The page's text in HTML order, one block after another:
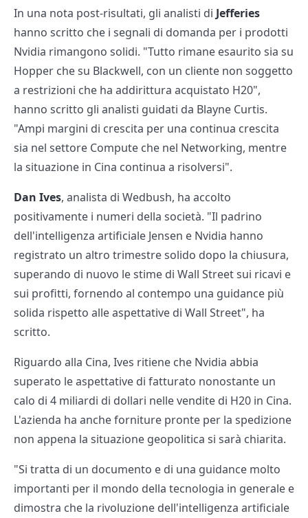
In una nota post-risultati, gli analisti di Jefferies
hanno scritto che i segnali di domanda per i prodotti
Nvidia rimangono solidi. "Tutto rimane esaurito sia su
Hopper che su Blackwell, con un cliente non soggetto
a restrizioni che ha addirittura acquistato H20",
hanno scritto gli analisti guidati da Blayne Curtis.
"Ampi margini di crescita per una continua crescita
sia nel settore Compute che nel Networking, mentre
la situazione in Cina continua a risolversi".
Dan Ives, analista di Wedbush, ha accolto
positivamente i numeri della società. "Il padrino
dell'intelligenza artificiale Jensen e Nvidia hanno
registrato un altro trimestre solido dopo la chiusura,
superando di nuovo le stime di Wall Street sui ricavi e
sui profitti, fornendo al contempo una guidance più
solida rispetto alle aspettative di Wall Street", ha
scritto.
Riguardo alla Cina, Ives ritiene che Nvidia abbia
superato le aspettative di fatturato nonostante un
calo di 4 miliardi di dollari nelle vendite di H20 in Cina.
L'azienda ha anche forniture pronte per la spedizione
non appena la situazione geopolitica si sarà chiarita.
"Si tratta di un documento e di una guidance molto
importanti per il mondo della tecnologia in generale e
dimostra che la rivoluzione dell'intelligenza artificiale